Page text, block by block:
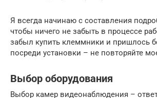
Я всегда начинаю с составления
чтобы ничего не забыть в процессе
забыл купить клеммники и пришлось
посреди установки – не повторяйте
Выбор оборудования
Выбор камер видеонаблюдения –